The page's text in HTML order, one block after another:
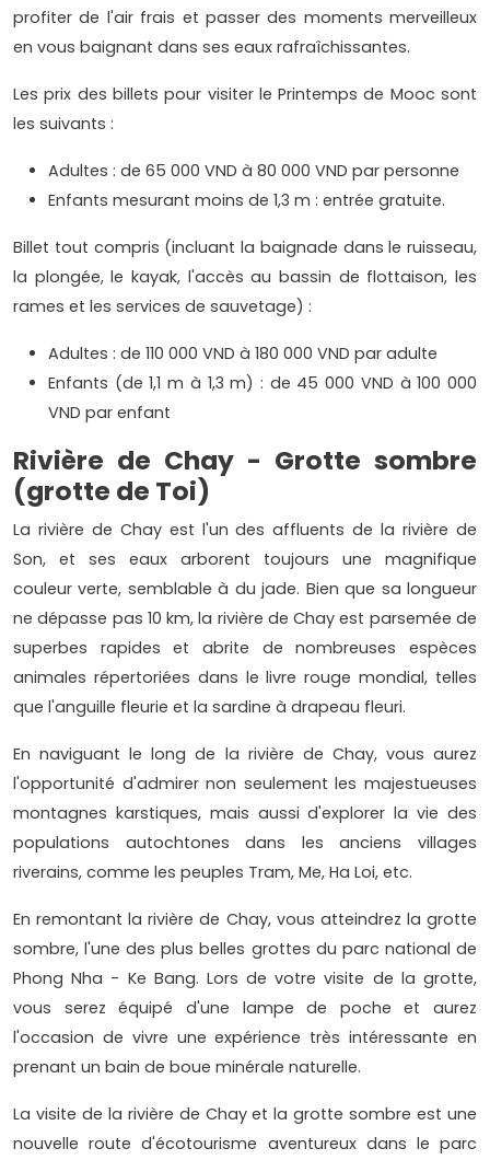
profiter de l'air frais et passer des moments merveilleux
en vous baignant dans ses eaux rafraîchissantes.
Les prix des billets pour visiter le Printemps de Mooc sont
les suivants :
Adultes : de 65 000 VND à 80 000 VND par personne
Enfants mesurant moins de 1,3 m : entrée gratuite.
Billet tout compris (incluant la baignade dans le ruisseau,
la plongée, le kayak, l'accès au bassin de flottaison, les
rames et les services de sauvetage) :
Adultes : de 110 000 VND à 180 000 VND par adulte
Enfants (de 1,1 m à 1,3 m) : de 45 000 VND à 100 000
VND par enfant
Rivière de Chay - Grotte sombre
(grotte de Toi)
La rivière de Chay est l'un des affluents de la rivière de
Son, et ses eaux arborent toujours une magnifique
couleur verte, semblable à du jade. Bien que sa longueur
ne dépasse pas 10 km, la rivière de Chay est parsemée de
superbes rapides et abrite de nombreuses espèces
animales répertoriées dans le livre rouge mondial, telles
que l'anguille fleurie et la sardine à drapeau fleuri.
En naviguant le long de la rivière de Chay, vous aurez
l'opportunité d'admirer non seulement les majestueuses
montagnes karstiques, mais aussi d'explorer la vie des
populations autochtones dans les anciens villages
riverains, comme les peuples Tram, Me, Ha Loi, etc.
En remontant la rivière de Chay, vous atteindrez la grotte
sombre, l'une des plus belles grottes du parc national de
Phong Nha - Ke Bang. Lors de votre visite de la grotte,
vous serez équipé d'une lampe de poche et aurez
l'occasion de vivre une expérience très intéressante en
prenant un bain de boue minérale naturelle.
La visite de la rivière de Chay et la grotte sombre est une
nouvelle route d'écotourisme aventureux dans le parc